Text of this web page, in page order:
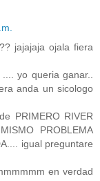
jajajaja ojala fiera
yo queria ganar..
anda un sicologo
PRIMERO RIVER
PROBLEMA
igual preguntare
en verdad